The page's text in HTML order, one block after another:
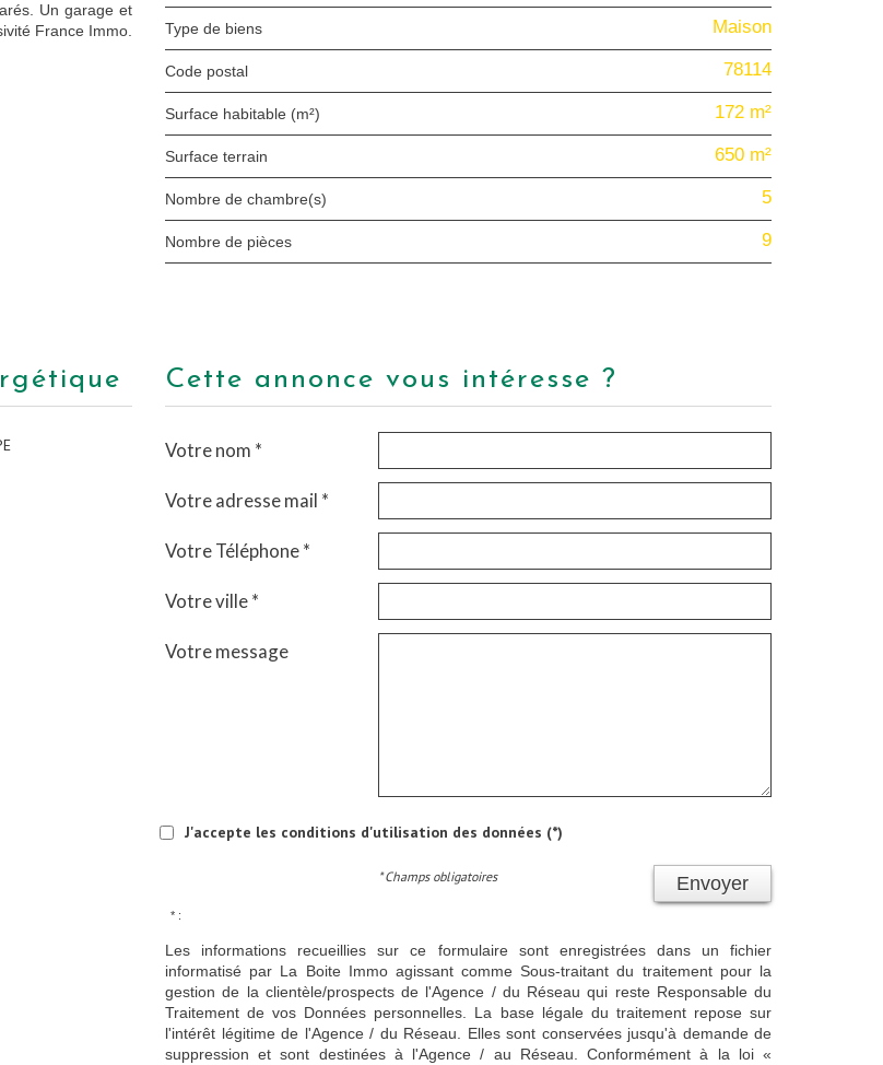
Un garage et
France Immo.
Type de biens Maison
Code postal 78114
Surface habitable (m²) 172 m²
surface terrain 650 m²
Nombre de chambre(s) 5
Nombre de pièces 9
cette annonce vous intéresse ?
Votre nom *
Votre adresse mail *
Votre Téléphone *
Votre ville *
Votre message
J'accepte les conditions d'utilisation des données (*)
Envoyer
* Champs obligatoires
* :
Les informations recueillies sur ce formulaire sont enregistrées dans un fichier
informatisé par La Boite Immo agissant comme Sous-traitant du traitement pour la
gestion de la clientèle/prospects de l'Agence / du Réseau qui reste Responsable du
Traitement de vos Données personnelles. La base légale du traitement repose sur
l'intérêt légitime de l'Agence / du Réseau. Elles sont conservées jusqu'à demande de
suppression et sont destinées à l'Agence / au Réseau. Conformément à la loi «